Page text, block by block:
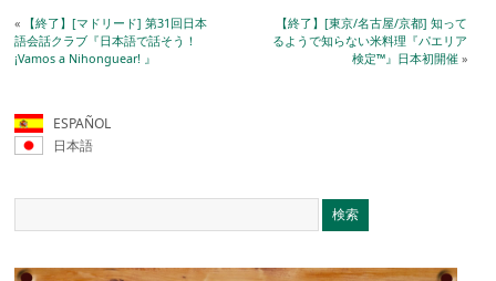
« 【終了】[マドリード] 第31回日本
語会話クラブ『日本語で話そう！
¡Vamos a Nihonguear! 』
【終了】[東京/名古屋/京都] 知って
るようで知らない米料理『パエリア
検定™️』日本初開催»
ESPAÑOL
日本語